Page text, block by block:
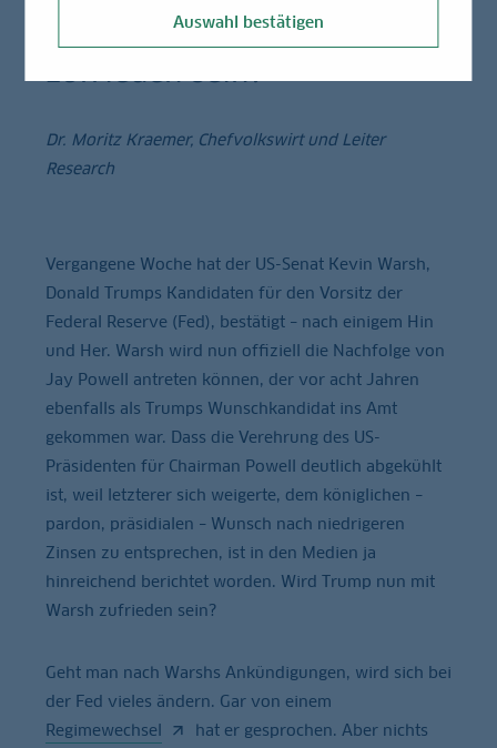
Wird Trump nun mit Warsh
Dr. Moritz Kraemer, Chefvolkswirt und Leiter
Research
Vergangene Woche hat der US-Senat Kevin Warsh,
Donald Trumps Kandidaten für den Vorsitz der
Federal Reserve (Fed), bestätigt – nach einigem Hin
und Her. Warsh wird nun offiziell die Nachfolge von
Jay Powell antreten können, der vor acht Jahren
ebenfalls als Trumps Wunschkandidat ins Amt
gekommen war. Dass die Verehrung des US-
Präsidenten für Chairman Powell deutlich abgekühlt
ist, weil letzterer sich weigerte, dem königlichen –
pardon, präsidialen – Wunsch nach niedrigeren
Zinsen zu entsprechen, ist in den Medien ja
hinreichend berichtet worden. Wird Trump nun mit
Warsh zufrieden sein?
Geht man nach Warshs Ankündigungen, wird sich bei
der Fed vieles ändern. Gar von einem
Regimewechsel
hat er gesprochen. Aber nichts
Auswahl bestätigen